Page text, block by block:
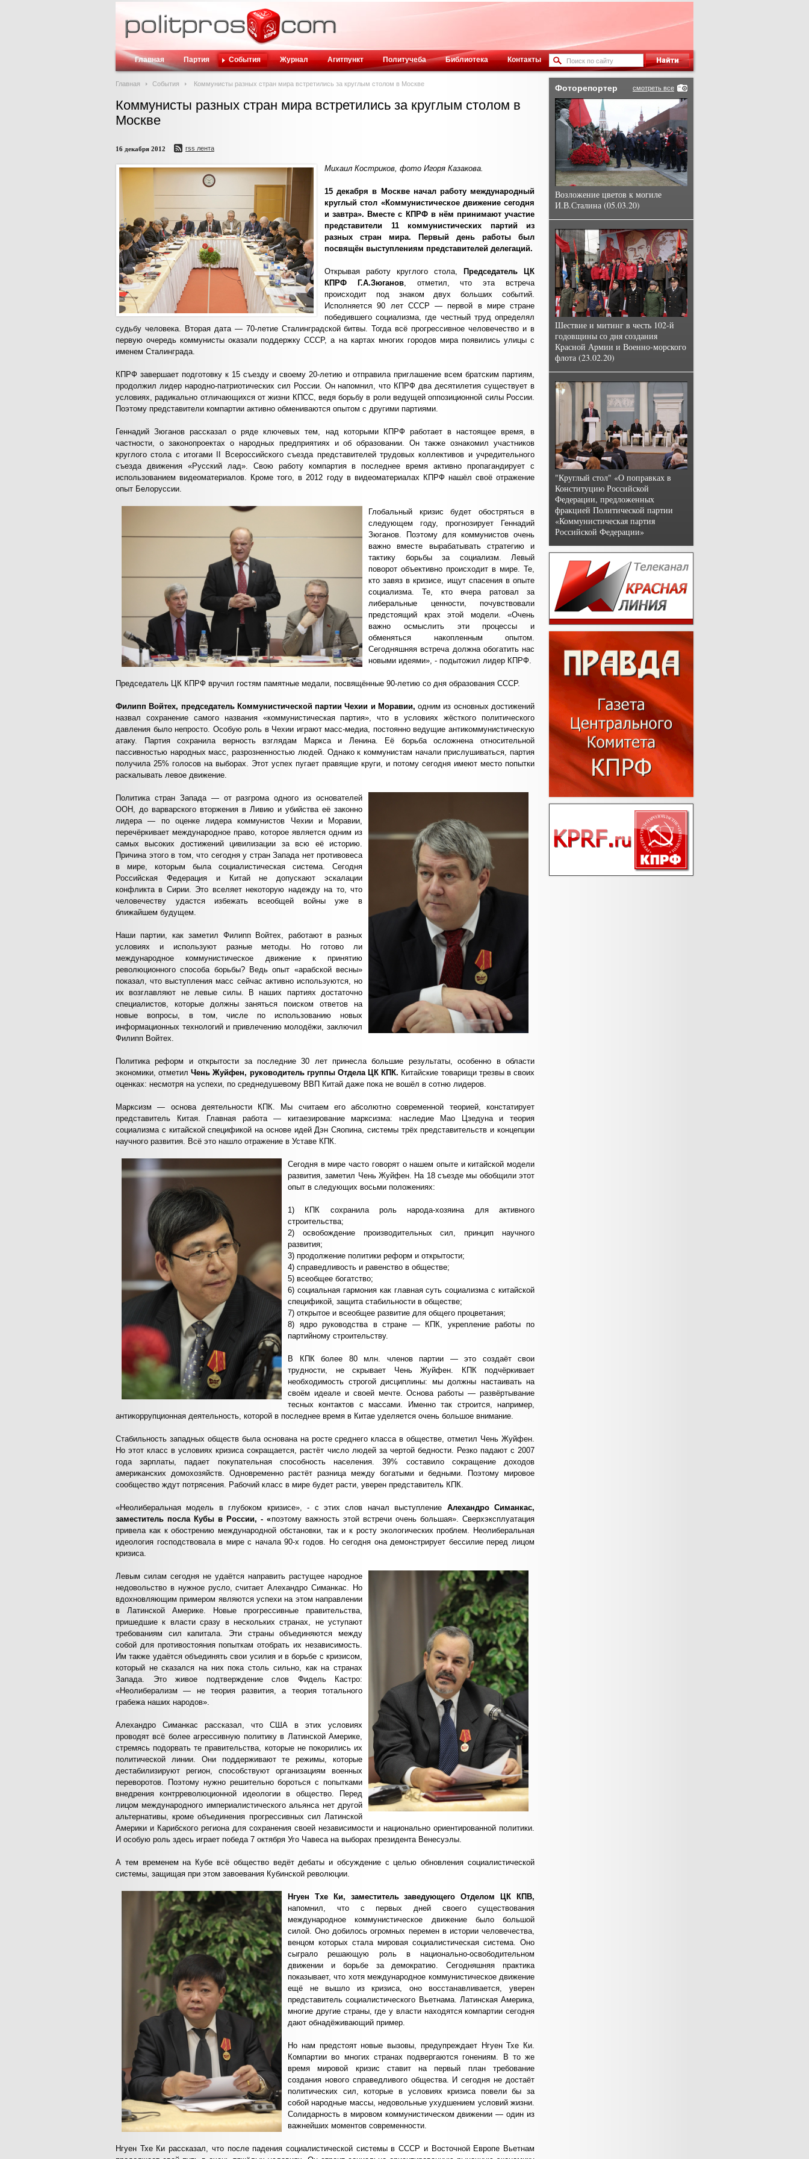
Главная Партия События Журнал Агитпункт Политучеба Библиотека Контакты
Главная События Коммунисты разных стран мира встретились за круглым столом в Москве
Коммунисты разных стран мира встретились за круглым столом в
Москве
16 декабря 2012 rss лента
Михаил Костриков, фото Игоря Казакова.
15 декабря в Москве начал работу международный
круглый стол «Коммунистическое движение сегодня
и завтра». Вместе с КПРФ в нём принимают участие
представители 11 коммунистических партий из
разных стран мира. Первый день работы был
посвящён выступлениям представителей делегаций.
Открывая работу круглого стола,
Председатель ЦК
КПРФ Г.А.Зюганов, отметил, что эта встреча
происходит под знаком двух больших событий.
Исполняется 90 лет СССР — первой в мире стране
победившего социализма, где честный труд определял
судьбу человека. Вторая дата — 70-летие Сталинградской битвы. Тогда всё прогрессивное человечество и в
первую очередь коммунисты оказали поддержку СССР, а на картах многих городов мира появились улицы с
именем Сталинграда.
КПРФ завершает подготовку к 15 съезду и своему 20-летию и отправила приглашение всем братским партиям,
продолжил лидер народно-патриотических сил России. Он напомнил, что КПРФ два десятилетия существует в
условиях, радикально отличающихся от жизни КПСС, ведя борьбу в роли ведущей оппозиционной силы России.
Поэтому представители компартии активно обмениваются опытом с другими партиями.
Геннадий Зюганов рассказал о ряде ключевых тем, над которыми КПРФ работает в настоящее время, в
частности, о законопроектах о народных предприятиях и об образовании. Он также ознакомил участников
круглого стола с итогами II Всероссийского съезда представителей трудовых коллективов и учредительного
съезда движения «Русский лад». Свою работу компартия в последнее время активно пропагандирует с
использованием видеоматериалов. Кроме того, в 2012 году в видеоматериалах КПРФ нашёл своё отражение
опыт Белоруссии.
Глобальный кризис будет обостряться в
следующем году, прогнозирует Геннадий
Зюганов. Поэтому для коммунистов очень
важно вместе вырабатывать стратегию и
тактику борьбы за социализм. Левый
поворот объективно происходит в мире. Те,
кто завяз в кризисе, ищут спасения в опыте
социализма. Те, кто вчера ратовал за
либеральные ценности, почувствовали
предстоящий крах этой модели. «Очень
важно осмыслить эти процессы и
обменяться накопленным опытом.
Сегодняшняя встреча должна обогатить нас
новыми идеями», - подытожил лидер КПРФ.
Председатель ЦК КПРФ вручил гостям памятные медали, посвящённые 90-летию со дня образования СССР.
Филипп Войтех, председатель Коммунистической партии Чехии и Моравии, одним из основных достижений
назвал сохранение самого названия «коммунистическая партия», что в условиях жёсткого политического
давления было непросто. Особую роль в Чехии играют масс-медиа, постоянно ведущие антикоммунистическую
атаку. Партия сохранила верность взглядам Маркса и Ленина. Её борьба осложнена относительной
пассивностью народных масс, разрозненностью людей. Однако к коммунистам начали прислушиваться, партия
получила 25% голосов на выборах. Этот успех пугает правящие круги, и потому сегодня имеют место попытки
раскалывать левое движение.
Политика стран Запада — от разгрома одного из основателей
ООН, до варварского вторжения в Ливию и убийства её законно
лидера — по оценке лидера коммунистов Чехии и Моравии,
перечёркивает международное право, которое является одним из
самых высоких достижений цивилизации за всю её историю.
Причина этого в том, что сегодня у стран Запада нет противовеса
в мире, которым была социалистическая система. Сегодня
Российская Федерация и Китай не допускают эскалации
конфликта в Сирии. Это вселяет некоторую надежду на то, что
человечеству удастся избежать всеобщей войны уже в
ближайшем будущем.
Наши партии, как заметил Филипп Войтех, работают в разных
условиях и используют разные методы. Но готово ли
международное коммунистическое движение к принятию
революционного способа борьбы? Ведь опыт «арабской весны»
показал, что выступления масс сейчас активно используются, но
их возглавляют не левые силы. В наших партиях достаточно
специалистов, которые должны заняться поиском ответов на
новые вопросы, в том, числе по использованию новых
информационных технологий и привлечению молодёжи, заключил
Филипп Войтех.
Политика реформ и открытости за последние 30 лет принесла большие результаты, особенно в области
экономики, отметилЧень Жуйфен, руководитель группы Отдела ЦК КПК. Китайские товарищи трезвы в своих
оценках: несмотря на успехи, по среднедушевому ВВП Китай даже пока не вошёл в сотню лидеров.
Марксизм — основа деятельности КПК. Мы считаем его абсолютно современной теорией, констатирует
представитель Китая. Главная работа — китаезирование марксизма: наследие Мао Цзедуна и теория
социализма с китайской спецификой на основе идей Дэн Сяопина, системы трёх представительств и концепции
научного развития. Всё это нашло отражение в Уставе КПК.
Сегодня в мире часто говорят о нашем опыте и китайской модели
развития, заметил Чень Жуйфен. На 18 съезде мы обобщили этот
опыт в следующих восьми положениях:
1) КПК сохранила роль народа-хозяина для активного
строительства;
2) освобождение производительных сил, принцип научного
развития;
3) продолжение политики реформ и открытости;
4) справедливость и равенство в обществе;
5) всеобщее богатство;
6) социальная гармония как главная суть социализма с китайской
спецификой, защита стабильности в обществе;
7) открытое и всеобщее развитие для общего процветания;
8) ядро руководства в стране — КПК, укрепление работы по
партийному строительству.
В КПК более 80 млн. членов партии — это создаёт свои
трудности, не скрывает Чень Жуйфен. КПК подчёркивает
необходимость строгой дисциплины: мы должны настаивать на
своём идеале и своей мечте. Основа работы — развёртывание
тесных контактов с массами. Именно так строится, например,
антикоррупционная деятельность, которой в последнее время в Китае уделяется очень большое внимание.
Стабильность западных обществ была основана на росте среднего класса в обществе, отметил Чень Жуйфен.
Но этот класс в условиях кризиса сокращается, растёт число людей за чертой бедности. Резко падают с 2007
года зарплаты, падает покупательная способность населения. 39% составило сокращение доходов
американских домохозяйств. Одновременно растёт разница между богатыми и бедными. Поэтому мировое
сообщество ждут потрясения. Рабочий класс в мире будет расти, уверен представитель КПК.
«Неолиберальная модель в глубоком кризисе», - с этих слов начал выступление Алехандро Симанкас,
заместитель посла Кубы в России, - «поэтому важность этой встречи очень большая». Сверхэксплуатация
привела как к обострению международной обстановки, так и к росту экологических проблем. Неолиберальная
идеология господствовала в мире с начала 90-х годов. Но сегодня она демонстрирует бессилие перед лицом
кризиса.
Левым силам сегодня не удаётся направить растущее народное
недовольство в нужное русло, считает Алехандро Симанкас. Но
вдохновляющим примером являются успехи на этом направлении
в Латинской Америке. Новые прогрессивные правительства,
пришедшие к власти сразу в нескольких странах, не уступают
требованиям сил капитала. Эти страны объединяются между
собой для противостояния попыткам отобрать их независимость.
Им также удаётся объединять свои усилия и в борьбе с кризисом,
который не сказался на них пока столь сильно, как на странах
Запада. Это живое подтверждение слов Фидель Кастро:
«Неолиберализм — не теория развития, а теория тотального
грабежа наших народов».
Алехандро Симанкас рассказал, что США в этих условиях
проводят всё более агрессивную политику в Латинской Америке,
стремясь подорвать те правительства, которые не покорились их
политической линии. Они поддерживают те режимы, которые
дестабилизируют регион, способствуют организациям военных
переворотов. Поэтому нужно решительно бороться с попытками
внедрения контрреволюционной идеологии в общество. Перед
лицом международного империалистического альянса нет другой
альтернативы, кроме объединения прогрессивных сил Латинской
Америки и Карибского региона для сохранения своей независимости и национально ориентированной политики.
И особую роль здесь играет победа 7 октября Уго Чавеса на выборах президента Венесуэлы.
А тем временем на Кубе всё общество ведёт дебаты и обсуждение с целью обновления социалистической
системы, защищая при этом завоевания Кубинской революции.
Нгуен Тхе Ки, заместитель заведующего Отделом ЦК КПВ,
напомнил, что с первых дней своего существования
международное коммунистическое движение было большой
силой. Оно добилось огромных перемен в истории человечества,
венцом которых стала мировая социалистическая система. Оно
сыграло решающую роль в национально-освободительном
движении и борьбе за демократию. Сегодняшняя практика
показывает, что хотя международное коммунистическое движение
ещё не вышло из кризиса, оно восстанавливается, уверен
представитель социалистического Вьетнама. Латинская Америка,
многие другие страны, где у власти находятся компартии сегодня
дают обнадёживающий пример.
Но нам предстоят новые вызовы, предупреждает Нгуен Тхе Ки.
Компартии во многих странах подвергаются гонениям. В то же
время мировой кризис ставит на первый план требование
создания нового справедливого общества. И сегодня не достаёт
политических сил, которые в условиях кризиса повели бы за
собой народные массы, недовольные ухудшением условий жизни.
Солидарность в мировом коммунистическом движении — один из
важнейших моментов современности.
Нгуен Тхе Ки рассказал, что после падения социалистической системы в СССР и Восточной Европе Вьетнам
смотреть все
Фоторепортер
Возложение цветов к могиле
И.В.Сталина (05.03.20)
Шествие и митинг в честь 102-й
годовщины со дня создания
Красной Армии и Военно-морского
флота (23.02.20)
"Круглый стол" «О поправках в
Конституцию Российской
Федерации, предложенных
фракцией Политической партии
«Коммунистическая партия
Российской Федерации»